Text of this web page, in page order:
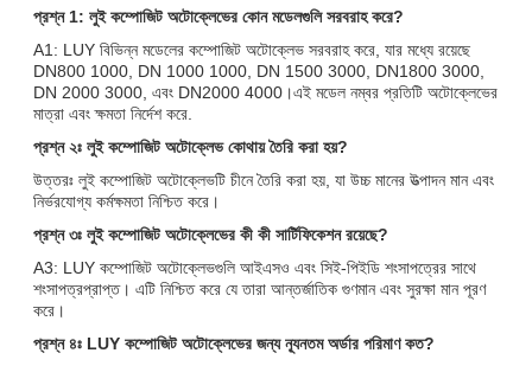
প্রশ্ন 1: লুই কম্পোজিট অটোক্লেভের কোন মডেলগুলি সরবরাহ করে?
A1: LUY বিভিন্ন মডেলের কম্পোজিট অটোক্লেভ সরবরাহ করে, যার মধ্যে রয়েছে
DN800 1000, DN 1000 1000, DN 1500 3000, DN1800 3000,
DN 2000 3000, এবং DN2000 4000।এই মডেল নম্বর প্রতিটি অটোক্লেভের
মাত্রা এবং ক্ষমতা নির্দেশ করে.
প্রশ্ন ২ঃ লুই কম্পোজিট অটোক্লেভ কোথায় তৈরি করা হয়?
উত্তরঃ লুই কম্পোজিট অটোক্লেভটি চীনে তৈরি করা হয়, যা উচ্চ মানের উত্পাদন মান এবং
নির্ভরযোগ্য কর্মক্ষমতা নিশ্চিত করে।
প্রশ্ন ৩ঃ লুই কম্পোজিট অটোক্লেভের কী কী সার্টিফিকেশন রয়েছে?
A3: LUY কম্পোজিট অটোক্লেভগুলি আইএসও এবং সিই-পিইডি শংসাপত্রের সাথে
শংসাপত্রপ্রাপ্ত। এটি নিশ্চিত করে যে তারা আন্তর্জাতিক গুণমান এবং সুরক্ষা মান পূরণ
করে।
প্রশ্ন ৪ঃ LUY কম্পোজিট অটোক্লেভের জন্য ন্যূনতম অর্ডার পরিমাণ কত?